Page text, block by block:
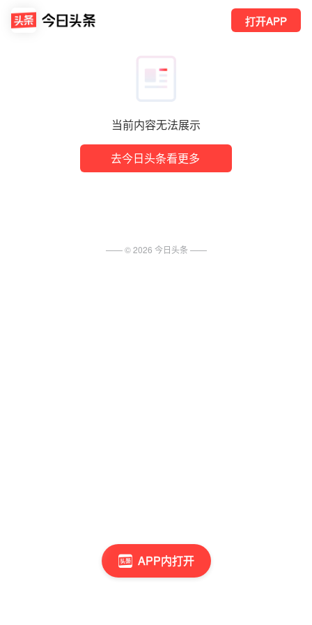
当前内容无法展示
去今日头条看更多
打开APP
APP内打开
—— ©2026 今日头条 ——